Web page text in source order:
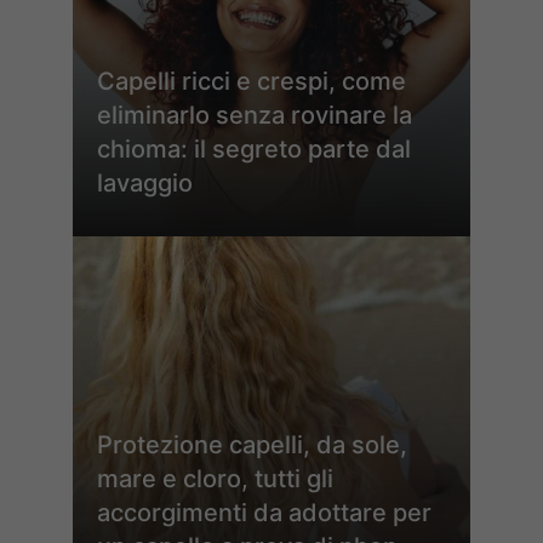
Capelli ricci e crespi, come
eliminarlo senza rovinare la
chioma: il segreto parte dal
lavaggio
Protezione capelli, da sole,
mare e cloro, tutti gli
accorgimenti da adottare per